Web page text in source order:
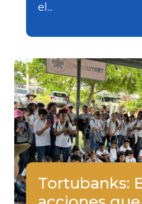
el...
Tortubanks: